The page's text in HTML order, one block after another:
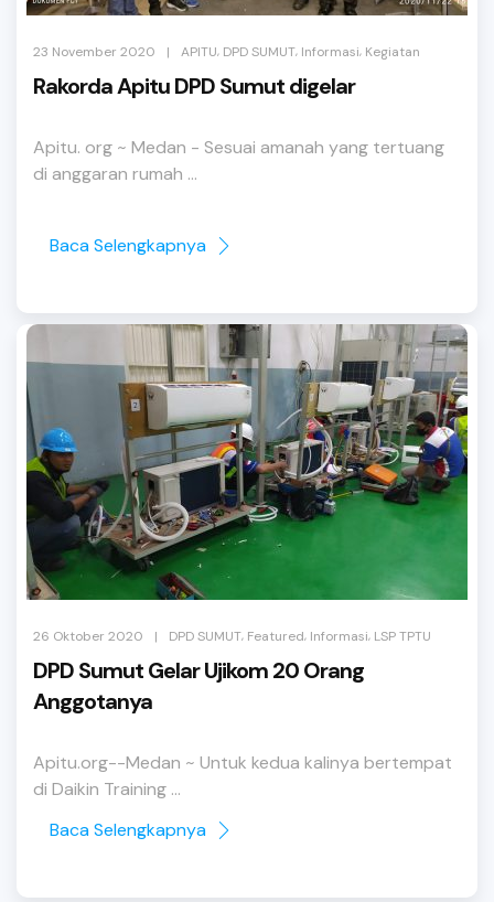
23 November 2020 | APITU, DPD SUMUT, Informasi, Kegiatan
Rakorda Apitu DPD Sumut digelar
Apitu. org ~ Medan - Sesuai amanah yang tertuang
di anggaran rumah ...
Baca Selengkapnya
26 Oktober 2020 | DPD SUMUT, Featured, Informasi, LSP TPTU
DPD Sumut Gelar Ujikom 20 Orang
Anggotanya
Apitu.org--Medan ~ Untuk kedua kalinya bertempat
di Daikin Training ...
Baca Selengkapnya